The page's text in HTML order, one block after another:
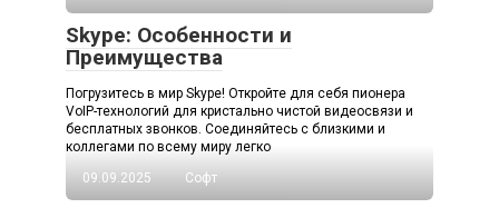
Skype: Особенности и
Преимущества
Погрузитесь в мир Skype! Откройте для себя пионера
VoIP-технологий для кристально чистой видеосвязи и
бесплатных звонков. Соединяйтесь с близкими и
коллегами по всему миру легко
09.09.2025
Софт